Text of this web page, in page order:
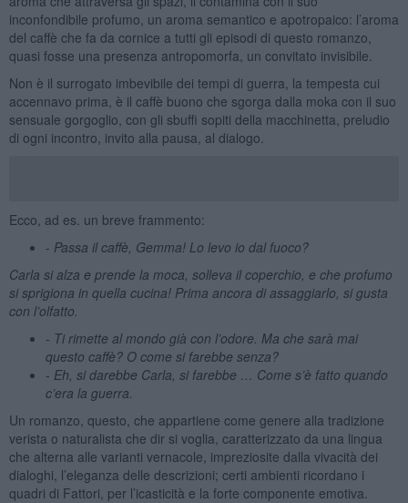
inconfondibile profumo, un aroma semantico e apotropaico: l’aroma
del caffè che fa da cornice a tutti gli episodi di questo romanzo,
quasi fosse una presenza antropomorfa, un convitato invisibile.
Non è il surrogato imbevibile dei tempi di guerra, la tempesta cui
accennavo prima, è il caffè buono che sgorga dalla moka con il suo
sensuale gorgoglio, con gli sbuffi sopiti della macchinetta, preludio
di ogni incontro, invito alla pausa, al dialogo.
Ecco, ad es. un breve frammento:
- Passa il caffè, Gemma! Lo levo io dal fuoco?
Carla si alza e prende la moca, solleva il coperchio, e che profumo
si sprigiona in quella cucina! Prima ancora di assaggiarlo, si gusta
con l’olfatto.
- Ti rimette al mondo già con l’odore. Ma che sarà mai
questo caffè? O come si farebbe senza?
- Eh, si darebbe Carla, si farebbe … Come s’è fatto quando
c’era la guerra.
Un romanzo, questo, che appartiene come genere alla tradizione
verista o naturalista che dir si voglia, caratterizzato da una lingua
che alterna alle varianti vernacole, impreziosite dalla vivacità dei
dialoghi, l’eleganza delle descrizioni; certi ambienti ricordano i
quadri di Fattori, per l’icasticità e la forte componente emotiva.